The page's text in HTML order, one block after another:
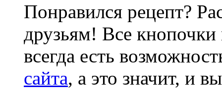
Понравился рецепт?
друзьям! Все кнопочки
всегда есть
сайта, а это значит, и